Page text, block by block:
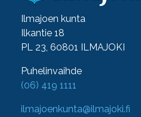
Ilmajoen kunta
Ilkantie 18
PL 23, 60801 ILMAJOKI
Puhelinvaihde
(06) 419 1111
ilmajoenkunta@ilmajoki.fi